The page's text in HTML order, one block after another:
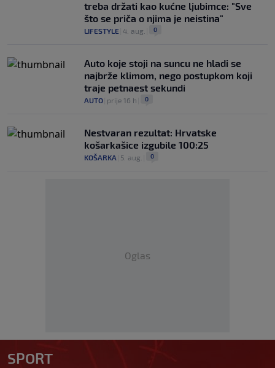
treba držati kao kućne ljubimce: "Sve
što se priča o njima je neistina"
LIFESTYLE 4. aug. 0
Auto koje stoji na suncu ne hladi se
najbrže klimom, nego postupkom koji
traje petnaest sekundi
AUTO prije 16 h 0
Nestvaran rezultat: Hrvatske
košarkašice izgubile 100:25
KOŠARKA 5. aug. 0
Oglas
SPORT